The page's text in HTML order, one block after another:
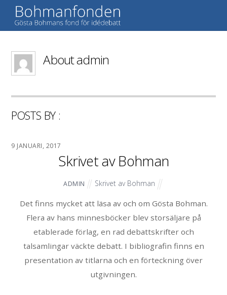
Aboutadmin
POSTS BY :
9 JANUARI, 2017
Skrivet av Bohman
ADMIN Skrivet av Bohman
Det finns mycket att läsa av och om Gösta Bohman.
Flera av hans minnesböcker blev storsäljare på
etablerade förlag, en rad debattskrifter och
talsamlingar väckte debatt. I bibliografin finns en
presentation av titlarna och en förteckning över
utgivningen.